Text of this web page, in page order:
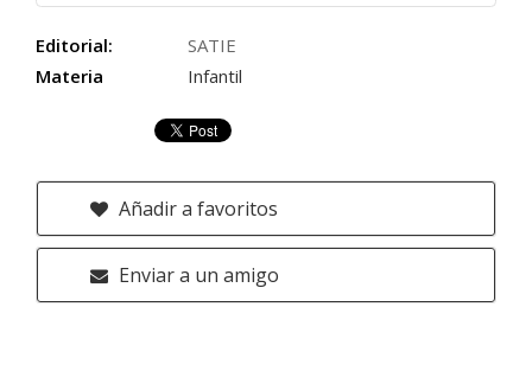
Editorial:
SATIE
Materia
Infantil
Añadir a favoritos
Enviar a un amigo